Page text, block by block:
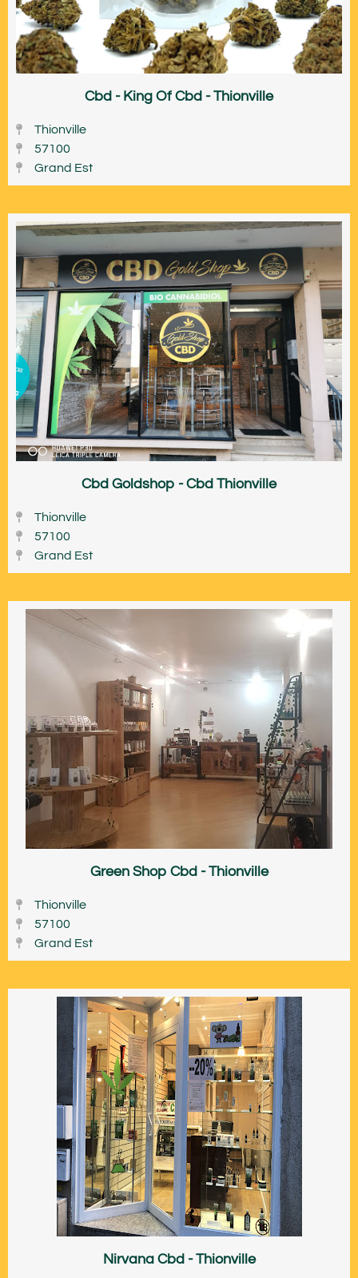
Cbd - King Of Cbd - Thionville
Thionville
57100
Grand Est
Cbd Goldshop - Cbd Thionville
Thionville
57100
Grand Est
Green Shop Cbd - Thionville
Thionville
57100
Grand Est
Nirvana Cbd - Thionville